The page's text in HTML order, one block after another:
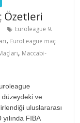
Özetleri
Euroleague 9.
, EuroLeague maç
, Maccabi-
ve
uluslararası
FIBA